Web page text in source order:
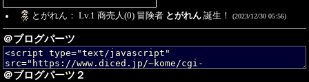
とがれん： Lv.1 商売人(0) 冒険者 とがれん誕生！ (2023/12/30 05:56)
＠ブログパーツ
＠ブログパーツ２